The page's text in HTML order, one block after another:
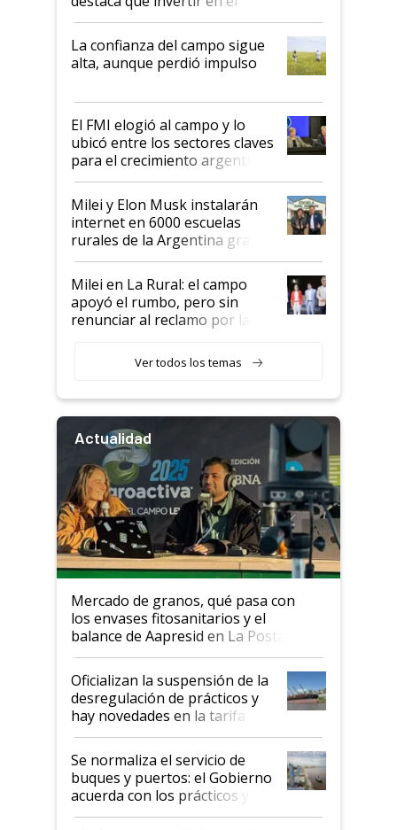
kirchnerismo era como "darle
plata a un hijo para droga":
Juan Félix Rossetti, el libertario
que de una dura crisis salió
de Milei
La confianza del campo sigue
alta, aunque perdió impulso
El FMI elogió al campo y lo
ubicó entre los sectores claves
para el crecimiento argentino
Milei y Elon Musk instalarán
internet en 6000 escuelas
rurales de la Argentina gracias
a un acuerdo con Starlink
Milei en La Rural: el campo
apoyó el rumbo, pero sin
renunciar al reclamo por las
Ver todos los temas
Actualidad
Mercado de granos, qué pasa con
los envases fitosanitarios y el
balance de Aapresid en La Posta
Oficializan la suspensión de la
desregulación de prácticos y
hay novedades en la tarifa de
la hidrovía
Se normaliza el servicio de
buques y puertos: el Gobierno
acuerda con los prácticos y
suspende el decreto de